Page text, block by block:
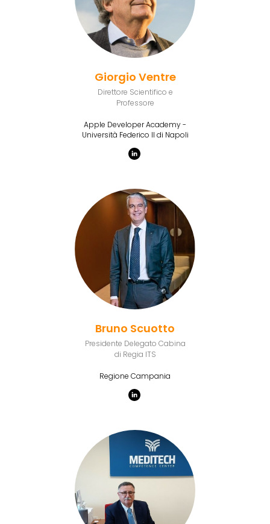
Giorgio Ventre
Direttore Scientifico e
Professore
Apple Developer Academy -
Università Federico II di Napoli
Bruno Scuotto
Presidente Delegato Cabina
di Regia ITS
Regione Campania